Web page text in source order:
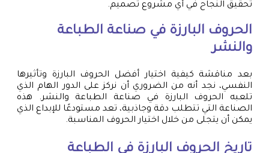
تحقيق النجاح في أي مشروع تصميم.
الحروف البارزة في صناعة الطباعة
والنشر
بعد مناقشة كيفية اختيار أفضل الحروف البارزة وتأثيرها
النفسي، نجد أنه من الضروري أن نركز على الدور الهام الذي
تلعبه الحروف البارزة في صناعة الطباعة والنشر. هذه
الصناعة التي تتطلب دقة وجاذبية، تعد مستودعًا للإبداع الذي
يمكن أن يتجلى من خلال اختيار الحروف المناسبة.
تاريخ الحروف البارزة في الطباعة